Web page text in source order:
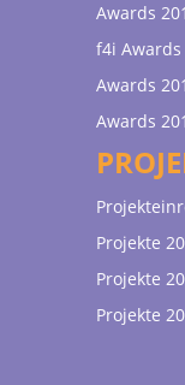
Awards
f4i Awards
Awards
Awards
Projekte
Projekte
Projekte